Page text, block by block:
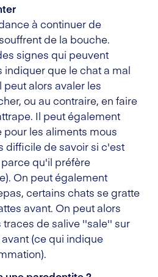
à continuer de
de la bouche.
signes qui peuvent
indiquer que le chat a mal
alors avaler les
ou au contraire, en faire
Il peut également
les aliments mous
difficile de savoir si c'est
qu'il préfère
On peut également
certains chats se gratte
avant. On peut alors
de salive ''sale'' sur
(ce qui indique